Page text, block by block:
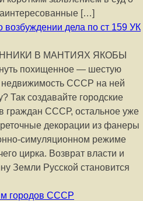
[…]
возбуждении дела по ст 159 УК
В МАНТИЯХ ЯКОБЫ
похищенное — шестую
недвижимость СССР на ней
Так создавайте городские
граждан СССР, остальное уже
декорации из фанеры
симуляционном режиме
цирка. Возврат власти и
Земли Русской становится
городов СССР